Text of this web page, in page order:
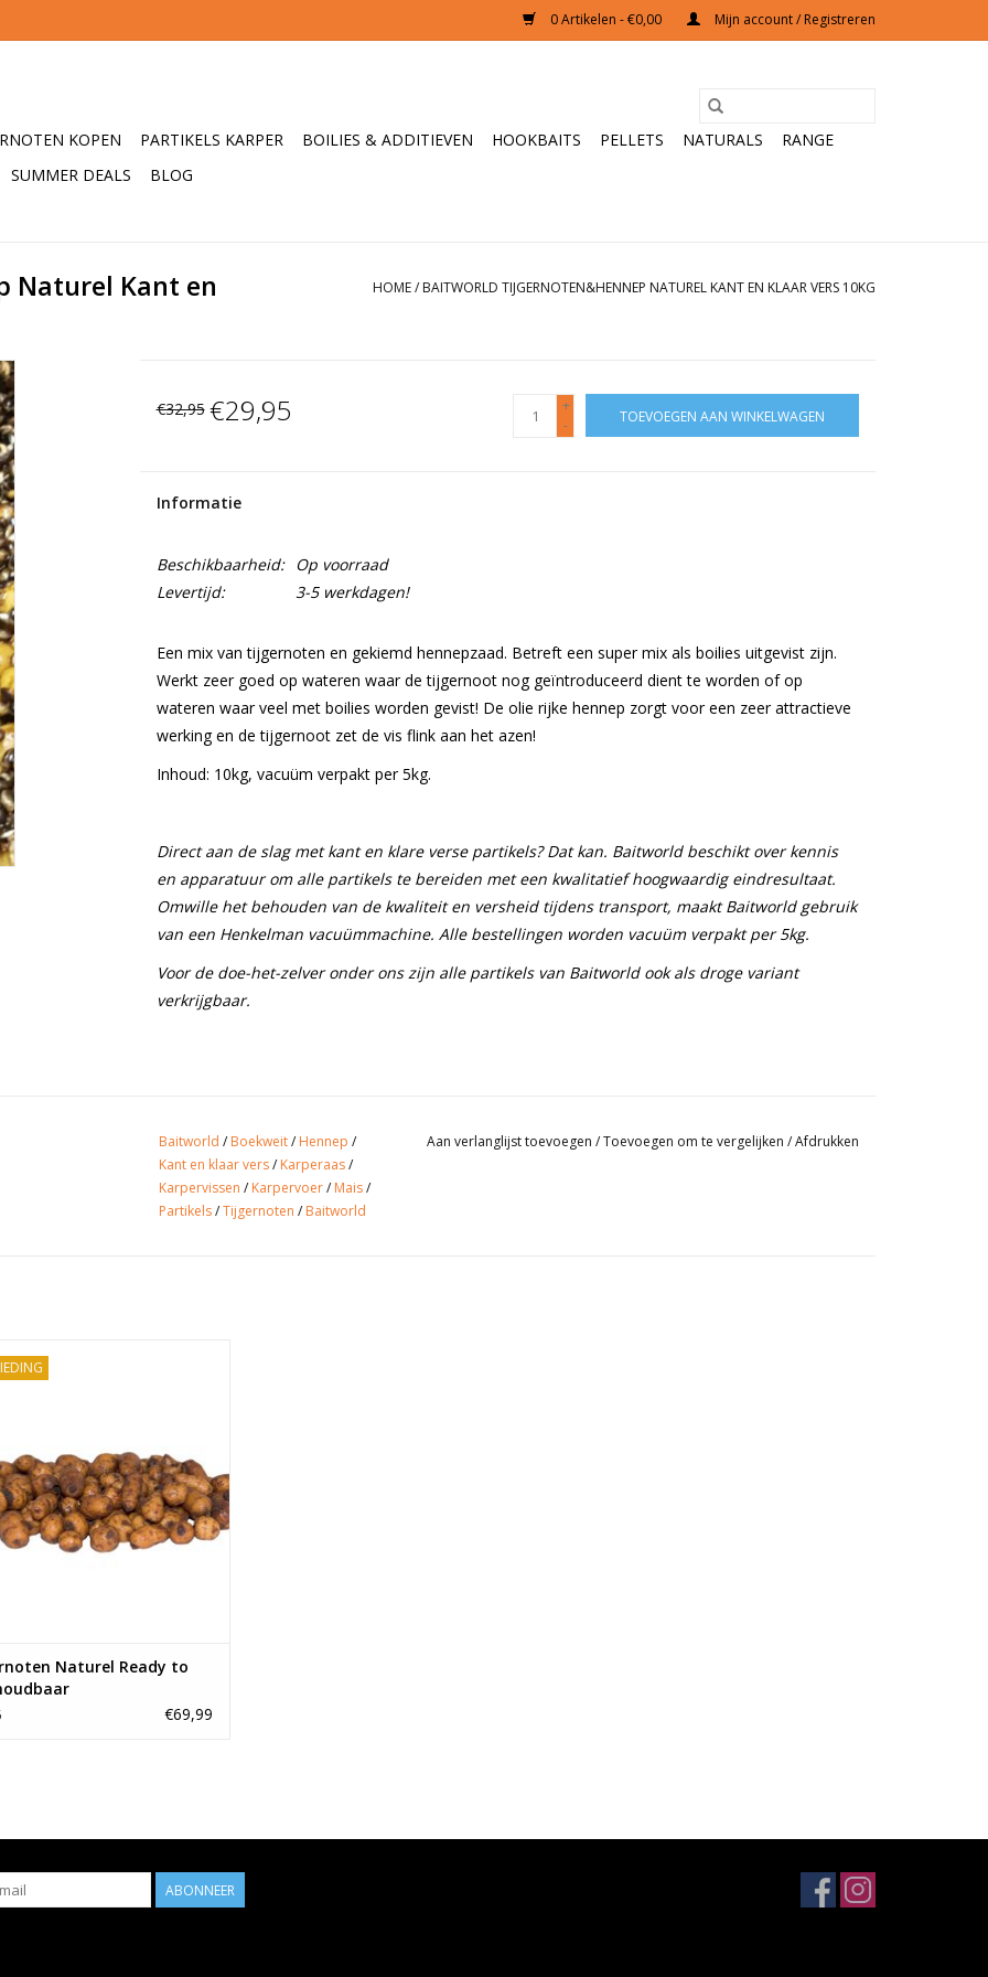
0 Artikelen - €0,00 Mijn account / Registreren
KOPEN PARTIKELS KARPER BOILIES & ADDITIEVEN HOOKBAITS PELLETS NATURALS
RANGE
SUMMER DEALS BLOG
Naturel Kant en
HOME/ BAITWORLD TIJGERNOTEN&HENNEP NATUREL KANT EN KLAAR VERS 10KG
€32,95 €29,95
+
-
TOEVOEGEN AAN WINKELWAGEN
Informatie
Beschikbaarheid:
Op voorraad
Levertijd:
3-5 werkdagen!
Een mix van tijgernoten en gekiemd hennepzaad. Betreft een super mix als boilies uitgevist zijn.
Werkt zeer goed op wateren waar de tijgernoot nog geïntroduceerd dient te worden of op
wateren waar veel met boilies worden gevist! De olie rijke hennep zorgt voor een zeer attractieve
werking en de tijgernoot zet de vis flink aan het azen!
Inhoud: 10kg, vacuüm verpakt per 5kg.
Direct aan de slag met kant en klare verse partikels? Dat kan. Baitworld beschikt over kennis
en apparatuur om alle partikels te bereiden met een kwalitatief hoogwaardig eindresultaat.
Omwille het behouden van de kwaliteit en versheid tijdens transport, maakt Baitworld gebruik
van een Henkelman vacuümmachine. Alle bestellingen worden vacuüm verpakt per 5kg.
Voor de doe-het-zelver onder ons zijn alle partikels van Baitworld ook als droge variant
verkrijgbaar.
Baitworld / Boekweit/ Hennep /
Kant en klaar vers/ Karperaas/
Karpervissen / Karpervoer/ Mais/
Partikels/Tijgernoten / Baitworld
Aan verlanglijst toevoegen /Toevoegen om te vergelijken /Afdrukken
scoor je bij Baitworld. Onze
AAN WINKELWAGEN
Naturel Ready to
€69,99
ABONNEER